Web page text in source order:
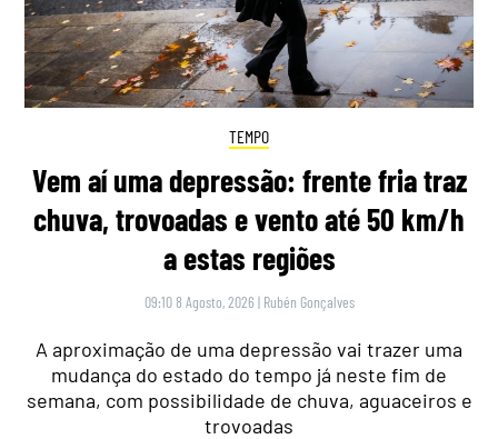
TEMPO
Vem aí uma depressão: frente fria traz
chuva, trovoadas e vento até 50 km/h
a estas regiões
09:10 8 Agosto, 2026 | Rubén Gonçalves
A aproximação de uma depressão vai trazer uma
mudança do estado do tempo já neste fim de
semana, com possibilidade de chuva, aguaceiros e
trovoadas